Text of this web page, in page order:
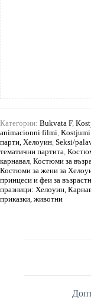
Категории: Bukvata F,
animacionni filmi Kostjumi
парти, Хелоуин Seksi/
тематични партита
карнавал Костюми за
Костюми за жени за
принцеси и феи за
празници: Хелоуин,
приказки, животни